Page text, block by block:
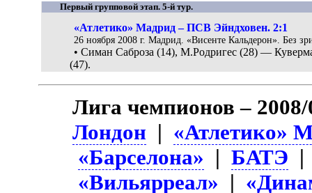
Первый групповой этап. 5-й тур.
«Атлетико» Мадрид – ПСВ Эйндховен. 2:1
26 ноября 2008 г. Мадрид. «Висенте Кальдерон». Без
• Симан Саброза (14), М.Родригес (28) —
(47).
Лига чемпионов –
Лондон | «Атлетико»
«Барселона» |БАТЭ
«Вильярреал» |